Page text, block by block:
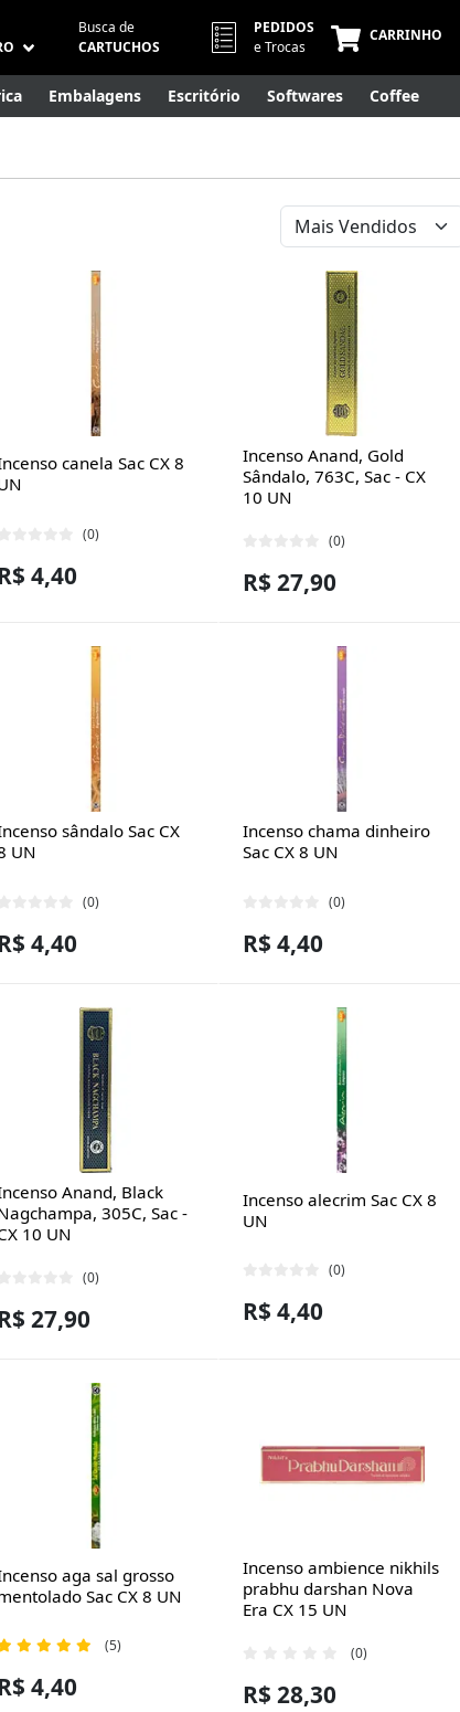
Busca de
CARTUCHOS
PEDIDOS
e Trocas
CARRINHO
Embalagens Escritório Softwares Coffee
canela Sac CX 8
(0)
4,40
Incenso Anand, Gold
Sândalo, 763C, Sac - CX
10 UN
(0)
R$ 27,90
sândalo Sac CX
UN
(0)
4,40
Incenso chama dinheiro
Sac CX 8 UN
(0)
R$ 4,40
Anand, Black
305C, Sac -
10 UN
(0)
27,90
Incenso alecrim Sac CX 8
UN
(0)
R$ 4,40
aga sal grosso
Sac CX 8 UN
(5)
4,40
Incenso ambience nikhils
prabhu darshan Nova
Era CX 15 UN
(0)
R$ 28,30